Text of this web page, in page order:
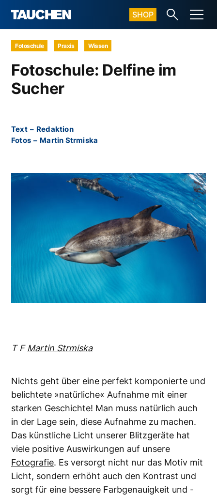
SHOP
Fotoschule Praxis Wissen
Fotoschule: Delfine im
Sucher
Text – Redaktion
Fotos – Martin Strmiska
T F Martin Strmiska
Nichts geht über eine perfekt komponierte und
belichtete »natürliche« Aufnahme mit einer
starken Geschichte! Man muss natürlich auch
in der Lage sein, diese Aufnahme zu machen.
Das künstliche Licht unserer Blitzgeräte hat
viele positive Auswirkungen auf unsere
Fotografie. Es versorgt nicht nur das Motiv mit
Licht, sondern erhöht auch den Kontrast und
sorgt für eine bessere Farbgenauigkeit und -